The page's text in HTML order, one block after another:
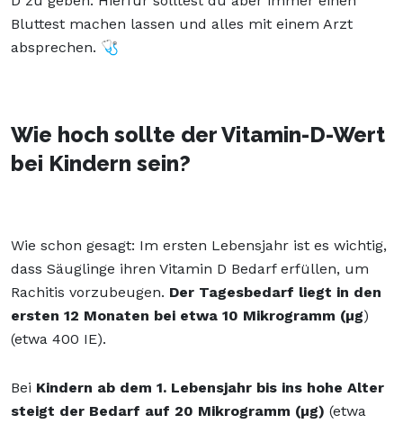
Bluttest machen lassen und alles mit einem Arzt
absprechen. 🩺
Wie hoch sollte der Vitamin-D-Wert
bei Kindern sein?
Wie schon gesagt: Im ersten Lebensjahr ist es wichtig,
dass Säuglinge ihren Vitamin D Bedarf erfüllen, um
Rachitis vorzubeugen. Der Tagesbedarf liegt in den
ersten 12 Monaten bei etwa 10 Mikrogramm (µg)
(etwa 400 IE).
Bei Kindern ab dem 1. Lebensjahr bis ins hohe Alter
steigt der Bedarf auf 20 Mikrogramm (µg) (etwa